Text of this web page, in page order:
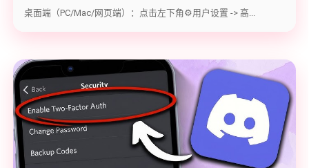
启教程与获取ID指南
桌面端（PC/Mac/网页端）：点击左下角⚙️用户设置 -> 高...